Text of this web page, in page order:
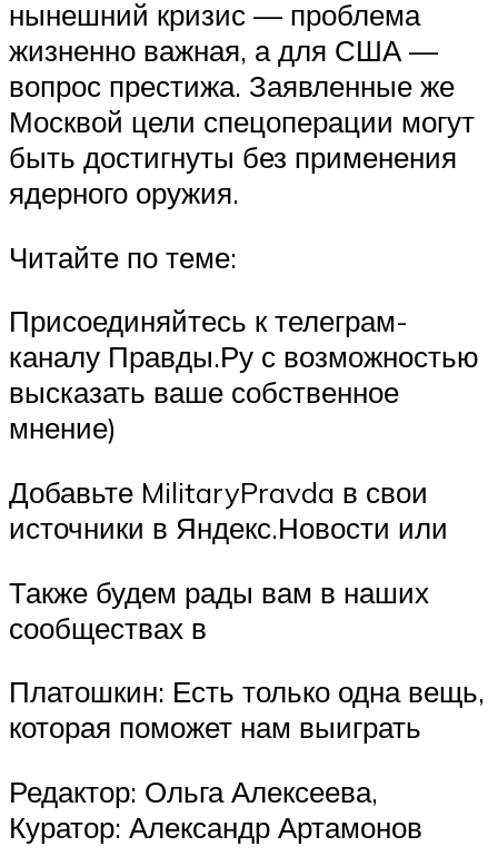
нынешний кризис — проблема
жизненно важная, а для США —
вопрос престижа. Заявленные же
Москвой цели спецоперации могут
быть достигнуты без применения
ядерного оружия.
Читайте по теме:
Присоединяйтесь к телеграм-
каналу Правды.Ру с возможностью
высказать ваше собственное
мнение)
Добавьте MilitaryPravda в свои
источники в Яндекс.Новости или
Также будем рады вам в наших
сообществах в
Платошкин: Есть только одна вещь,
которая поможет нам выиграть
Редактор: Ольга Алексеева,
Куратор: Александр Артамонов